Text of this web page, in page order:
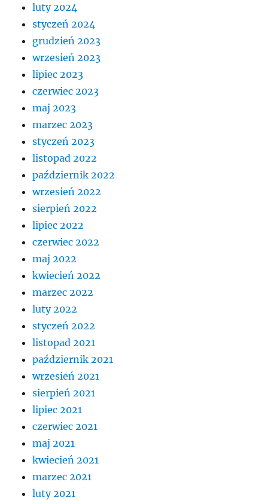
luty 2024
styczeń 2024
grudzień 2023
wrzesień 2023
lipiec 2023
czerwiec 2023
maj 2023
marzec 2023
styczeń 2023
listopad 2022
październik 2022
wrzesień 2022
sierpień 2022
lipiec 2022
czerwiec 2022
maj 2022
kwiecień 2022
marzec 2022
luty 2022
styczeń 2022
listopad 2021
październik 2021
wrzesień 2021
sierpień 2021
lipiec 2021
czerwiec 2021
maj 2021
kwiecień 2021
marzec 2021
luty 2021